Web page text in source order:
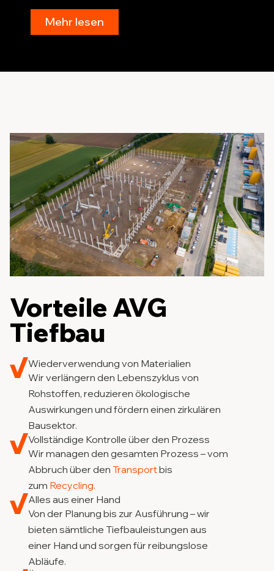
Mehr lesen
Vorteile AVG
Tiefbau
Wiederverwendung von Materialien
Wir verlängern den Lebenszyklus von
Rohstoffen, reduzieren ökologische
Auswirkungen und fördern einen zirkulären
Bausektor.
Vollständige Kontrolle über den Prozess
Wir managen den gesamten Prozess – vom
Abbruch über den Transportbis
zum Recycling.
Alles aus einer Hand
Von der Planung bis zur Ausführung – wir
bieten sämtliche Tiefbauleistungen aus
einer Hand und sorgen für reibungslose
Abläufe.